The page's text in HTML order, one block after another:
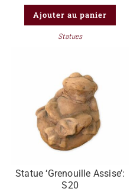
Ajouter au panier
Statues
Statue ‘Grenouille Assise’:
S20